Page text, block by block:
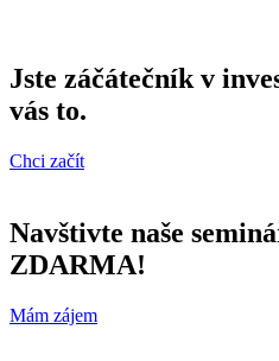
Jste záčátečník v
vás to.
Chci začít
Navštivte naše
ZDARMA!
Mám zájem